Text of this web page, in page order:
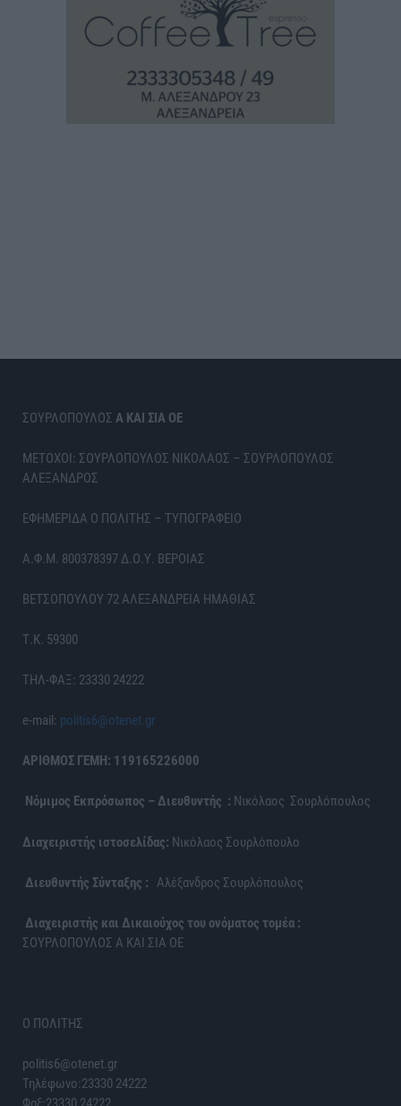
ΣΟΥΡΛΟΠΟΥΛΟΣ Α ΚΑΙ ΣΙΑ ΟΕ
ΜΕΤΟΧΟΙ: ΣΟΥΡΛΟΠΟΥΛΟΣ ΝΙΚΟΛΑΟΣ – ΣΟΥΡΛΟΠΟΥΛΟΣ
ΑΛΕΞΑΝΔΡΟΣ
ΕΦΗΜΕΡΙΔΑ Ο ΠΟΛΙΤΗΣ – ΤΥΠΟΓΡΑΦΕΙΟ
Α.Φ.Μ. 800378397 Δ.Ο.Υ. ΒΕΡΟΙΑΣ
ΒΕΤΣΟΠΟΥΛΟΥ 72 ΑΛΕΞΑΝΔΡΕΙΑ ΗΜΑΘΙΑΣ
Τ.Κ. 59300
ΤΗΛ-ΦΑΞ: 23330 24222
e-mail: politis6@otenet.gr
ΑΡΙΘΜΟΣ ΓΕΜΗ: 119165226000
Νόμιμος Εκπρόσωπος – Διευθυντής : Νικόλαος Σουρλόπουλος
Διαχειριστής ιστοσελίδας: Νικόλαος Σουρλόπουλο
Διευθυντής Σύνταξης : Αλέξανδρος Σουρλόπουλος
Διαχειριστής και Δικαιούχος του ονόματος τομέα :
ΣΟΥΡΛΟΠΟΥΛΟΣ Α ΚΑΙ ΣΙΑ ΟΕ
Ο ΠΟΛΙΤΗΣ
politis6@otenet.gr
Τηλέφωνο:23330 24222